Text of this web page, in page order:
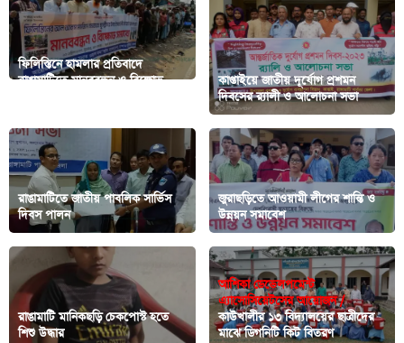
ফিলিস্তিনে হামলার প্রতিবাদে
রাঙামাটিতে মানববন্ধন ও বিক্ষোভ
কাপ্তাইয়ে জাতীয় দূর্যোগ প্রশমন
দিবসের র‍্যালী ও আলোচনা সভা
রাঙামাটিতে জাতীয় পাবলিক সার্ভিস
দিবস পালন
জুরাছড়িতে আওয়ামী লীগের শান্তি ও
উন্নয়ন সমাবেশ
রাঙামাটি মানিকছড়ি চেকপোস্ট হতে
শিশু উদ্ধার
আশিকা ডেভেলপমেন্ট
এ্যাসোসিয়েটসের আয়োজন /
কাউখালীর ১৩ বিদ্যালয়ের ছাত্রীদের
মাঝে ডিগনিটি কিট বিতরণ